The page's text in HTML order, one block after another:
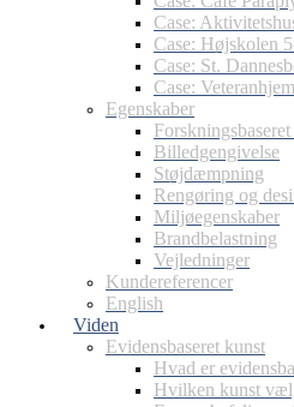
Case:
Case: Højskolen
Case: St.
Case:
Egenskaber
Billedgengivelse
Støjdæmpning
Rengøring og
Miljøegenskaber
Brandbelastning
Vejledninger
Kundereferencer
English
Viden
Evidensbaseret kunst
Hvad er
Hvilken kunst